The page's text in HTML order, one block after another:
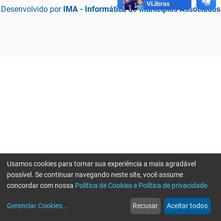
Desenvolvido por IMA - Informática de Municípios Associados
web
Notícias
more_horiz
Mais
Usamos cookies para tornar sua experiência a mais agradável
possível. Se continuar navegando neste site, você assume
concordar com nossa Política de Cookies e Política de privacidade
Gerenciar Cookies... Recusar Aceitar todos
Erro ao enviar informações, por favor tente novamente